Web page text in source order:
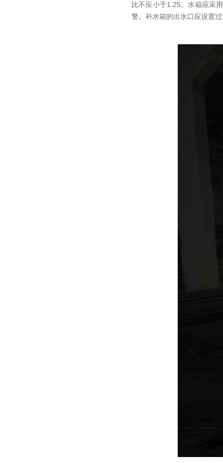
比不应小于1.25。水箱应采
警。补水箱的出水口应设置